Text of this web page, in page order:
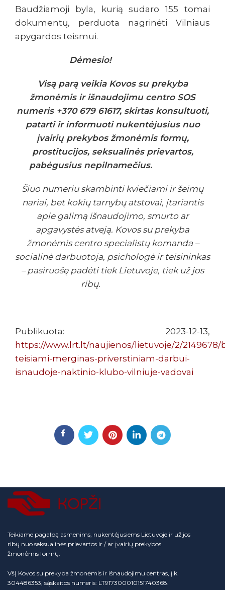
Baudžiamoji byla, kurią sudaro 155 tomai
dokumentų, perduota nagrinėti Vilniaus
apygardos teismui.
Dėmesio!
Visą parą veikia Kovos su prekyba
žmonėmis ir išnaudojimu centro SOS
numeris +370 679 61617, skirtas konsultuoti,
patarti ir informuoti nukentėjusius nuo
įvairių prekybos žmonėmis formų,
prostitucijos, seksualinės prievartos,
pabėgusius nepilnamečius.
Šiuo numeriu skambinti kviečiami ir šeimų
nariai, bet kokių tarnybų atstovai, įtariantis
apie galimą išnaudojimo, smurto ar
apgavystės atveją. Kovos su prekyba
žmonėmis centro specialistų komanda –
socialinė darbuotoja, psichologė ir teisininkas
– pasiruošę padėti tiek Lietuvoje, tiek už jos
ribų.
Publikuota: 2023-12-13,
https://www.lrt.lt/naujienos/lietuvoje/2/2149678/
teisiami-merginas-priverstiniam-darbui-
isnaudoje-naktinio-klubo-vilniuje-vadovai
Teikiame pagalbą asmenims, nukentėjusiems Lietuvoje ir už jos
ribų nuo seksualinės prievartos ir / ar įvairių prekybos
žmonėmis formų.
VšĮ Kovos su prekyba žmonėmis ir išnaudojimu centras, į.k.
304486353, sąskaitos numeris: LT917300010151740368.